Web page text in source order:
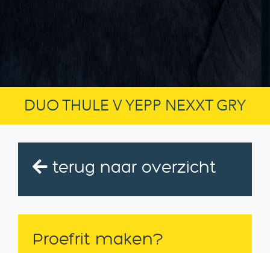
DUO THULE V YEPP NEXXT GRY
terug naar overzicht
Proefrit maken?